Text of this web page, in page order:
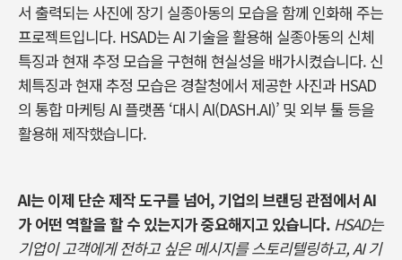
서 출력되는 사진에 장기 실종아동의 모습을 함께 인화해 주는
프로젝트입니다. HSAD는 AI 기술을 활용해 실종아동의 신체
특징과 현재 추정 모습을 구현해 현실성을 배가시켰습니다. 신
체특징과 현재 추정 모습은 경찰청에서 제공한 사진과 HSAD
의 통합 마케팅 AI 플랫폼 ‘대시 AI(DASH.AI)’ 및 외부 툴 등을
활용해 제작했습니다.
AI는 이제 단순 제작 도구를 넘어, 기업의 브랜딩 관점에서 AI
가 어떤 역할을 할 수 있는지가 중요해지고 있습니다. HSAD는
기업이 고객에게 전하고 싶은 메시지를 스토리텔링하고, AI 기